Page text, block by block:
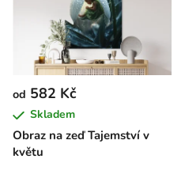
Obraz na zeď Tajemství v
květu
od 582 Kč
Skladem